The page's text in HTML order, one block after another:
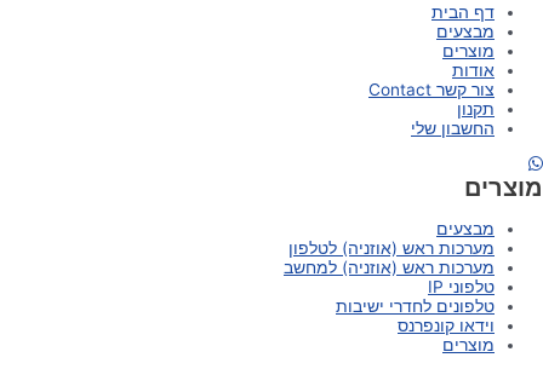
דף הבית
מבצעים
מוצרים
אודות
צור קשר Contact
תקנון
החשבון שלי
מוצרים
מבצעים
מערכות ראש (אוזניה) לטלפון
מערכות ראש (אוזניה) למחשב
טלפוני IP
טלפונים לחדרי ישיבות
וידאו קונפרנס
מוצרים